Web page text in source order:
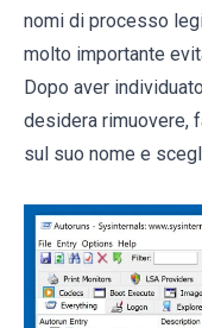
nomi di processo
molto importante
Dopo aver
desidera rimuovere,
sul suo nome e